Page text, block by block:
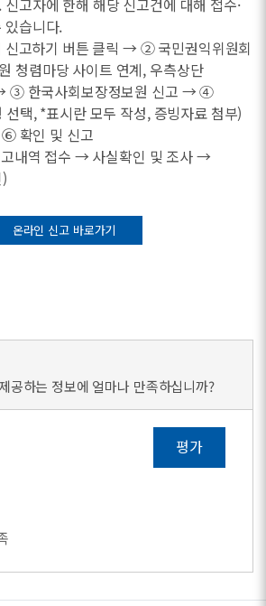
고자에 한해 해당 신고건에 대해 접수·
있습니다.
고하기 버튼 클릭 → ② 국민권익위원회
청렴마당 사이트 연계, 우측상단
③ 한국사회보장정보원 신고 → ④
택, *표시란 모두 작성, 증빙자료 첨부)
확인 및 신고
고내역 접수 → 사실확인 및 조사 →
온라인 신고 바로가기
공하는 정보에 얼마나 만족하십니까?
평가